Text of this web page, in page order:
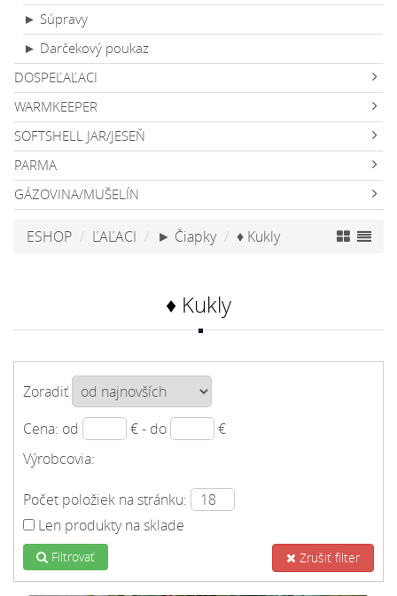
► Súpravy
► Darčekový poukaz
DOSPEĽAĽACI
WARMKEEPER
SOFTSHELL JAR/JESEŇ
PARMA
GÁZOVINA/MUŠELÍN
ESHOP ĽAĽACI ► Čiapky ♦ Kukly
♦ Kukly
Zoradiť
Cena: od
€ - do
€
Výrobcovia:
Počet položiek na stránku:
Len produkty na sklade
Filtrovať Zrušiť filter